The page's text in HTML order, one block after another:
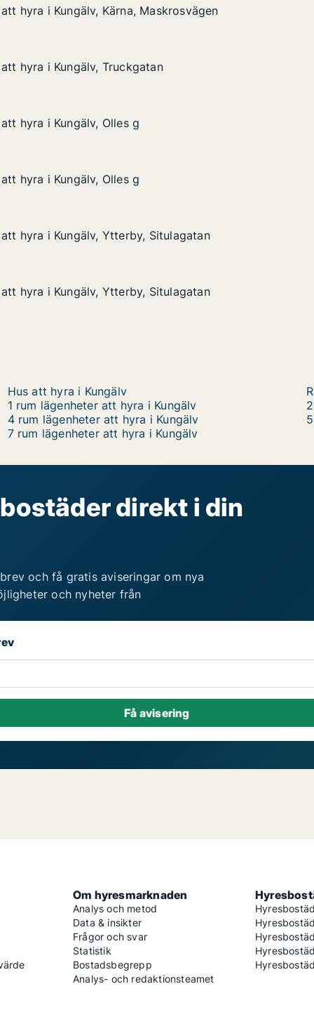
Kärna, Maskrosvägen
hyra i Kungälv, Kärna, Maskrosvägen
hyra i Kungälv, Kärna, Maskrosvägen
Truckgatan
hyra i Kungälv, Truckgatan
hyra i Kungälv, Truckgatan
Olles g
hyra i Kungälv, Olles g
hyra i Kungälv, Olles g
Olles g
hyra i Kungälv, Olles g
hyra i Kungälv, Olles g
Ytterby, Situlagatan
hyra i Kungälv, Ytterby, Situlagatan
hyra i Kungälv, Ytterby, Situlagatan
Ytterby, Situlagatan
hyra i Kungälv, Ytterby, Situlagatan
hyra i Kungälv, Ytterby, Situlagatan
Hus att hyra i Kungälv
1 rum lägenheter att hyra i Kungälv
4 rum lägenheter att hyra i Kungälv
7 rum lägenheter att hyra i Kungälv
direkt i din
och få gratis aviseringar om nya
och nyheter från
Om hyresmarknaden
Analys och metod
Data & insikter
Frågor och svar
Statistik
Bostadsbegrepp
Analys- och redaktionsteamet